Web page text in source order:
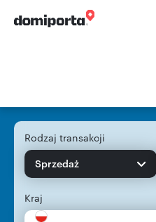
Rodzaj transakcji
Sprzedaż
Kraj